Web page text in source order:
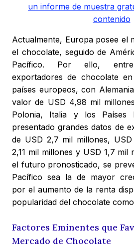
un informe de muestra
contenido
Actualmente, Europa posee el
el chocolate, seguido de
Pacífico. Por ello,
exportadores de chocolate
países europeos, con
valor de USD 4,98 mil
Polonia, Italia y los Países
presentado grandes datos de
de USD 2,7 mil millones,
2,11 mil millones y USD 1,7 mil
el futuro pronosticado, se
Pacífico sea la de mayor
por el aumento de la renta
popularidad del chocolate
Factores Eminentes que
Mercado de Chocolate